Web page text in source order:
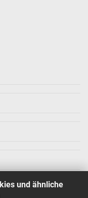
und ähnliche